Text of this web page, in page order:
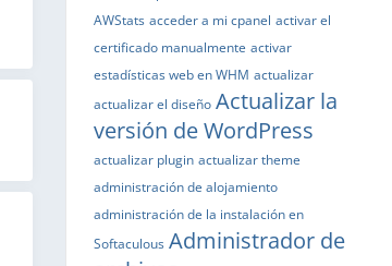
AWStats acceder a mi cpanel activar el
certificado manualmente activar
estadísticas web en WHM actualizar
actualizar el diseño Actualizar la
versión de WordPress
actualizar plugin actualizar theme
administración de alojamiento
administración de la instalación en
Softaculous Administrador de